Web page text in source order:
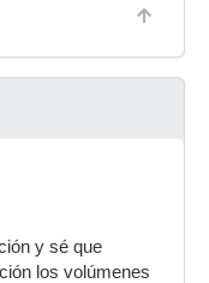
y sé que
los volúmenes